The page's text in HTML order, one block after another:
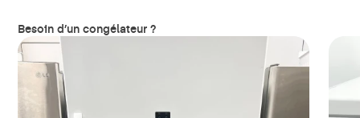
Besoin d’un congélateur ?